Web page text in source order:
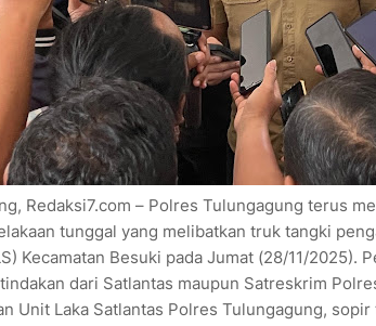
Redaksi7.com – Polres Tulungagung terus
tunggal yang melibatkan truk tangki
Kecamatan Besuki pada Jumat (28/11/2025).
dari Satlantas maupun Satreskrim
Unit Laka Satlantas Polres Tulungagung,